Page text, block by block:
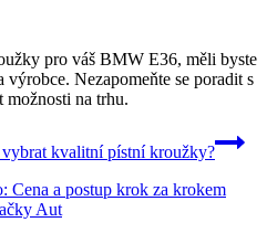
pro váš BMW E36, měli byste
Nezapomeňte se poradit s
možnosti na trhu.
kvalitní pístní kroužky?
Aut